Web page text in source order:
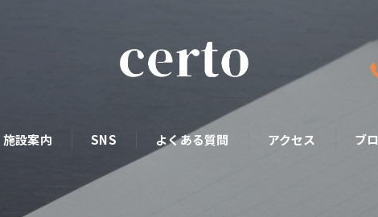
施設案内 SNS よくある質問 アクセス ブ